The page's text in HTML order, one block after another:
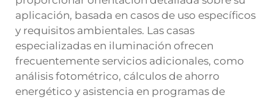
aplicación, basada en casos de uso específicos
y requisitos ambientales. Las casas
especializadas en iluminación ofrecen
frecuentemente servicios adicionales, como
análisis fotométrico, cálculos de ahorro
energético y asistencia en programas de